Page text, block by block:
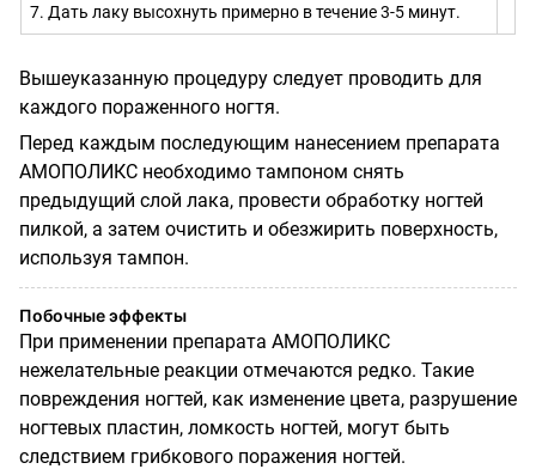
7. Дать лаку высохнуть примерно в течение 3-5 минут.
Вышеуказанную процедуру следует проводить для
каждого пораженного ногтя.
Перед каждым последующим нанесением препарата
АМОПОЛИКС необходимо тампоном снять
предыдущий слой лака, провести обработку ногтей
пилкой, а затем очистить и обезжирить поверхность,
используя тампон.
Побочные эффекты
При применении препарата АМОПОЛИКС
нежелательные реакции отмечаются редко. Такие
повреждения ногтей, как изменение цвета, разрушение
ногтевых пластин, ломкость ногтей, могут быть
следствием грибкового поражения ногтей.